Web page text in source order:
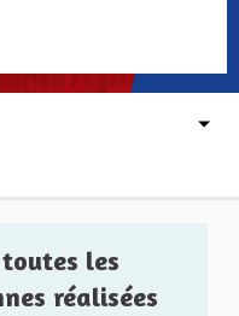
les
réalisées